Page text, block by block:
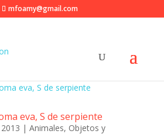
mfoamy@gmail.com
eva, S de serpiente
| Animales, Objetos y